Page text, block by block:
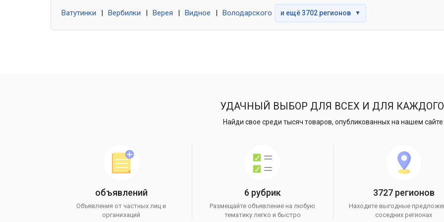
Ватутинки Вербилки Верея Видное Володарского и ещё 3702 регионов ▼
УДАЧНЫЙ ВЫБОР ДЛЯ ВСЕХ И ДЛЯ
Найди свое среди тысяч товаров, опубликованных на нашем сайте
объявлений
Объявления от частных лиц и
организаций
6 рубрик
Размещайте объявление на любую
тематику легко и быстро
3727 регионов
Находите выгодные
соседних регионах